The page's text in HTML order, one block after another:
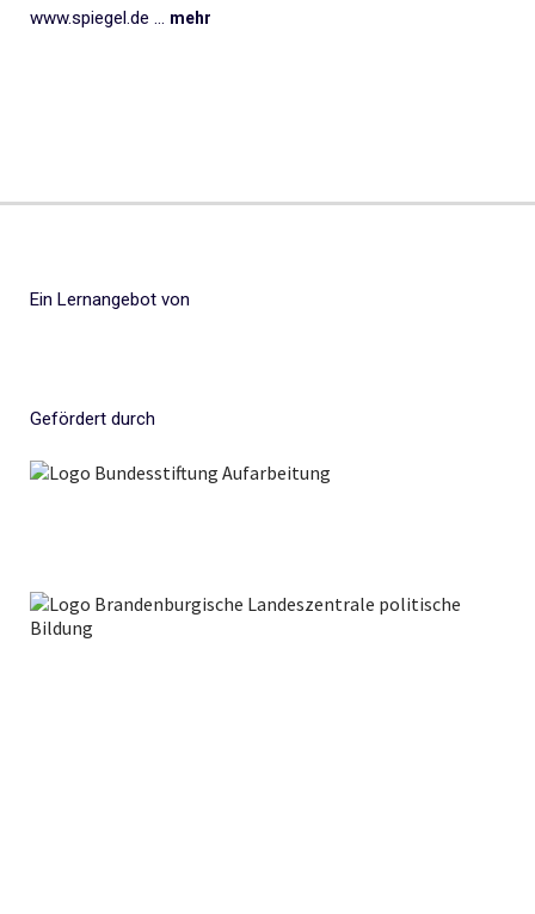
www.spiegel.de ... mehr
Ein Lernangebot von
Gefördert durch